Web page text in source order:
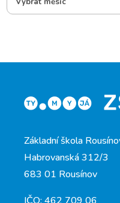
Základní škola
Habrovanská 312/3
683 01 Rousínov